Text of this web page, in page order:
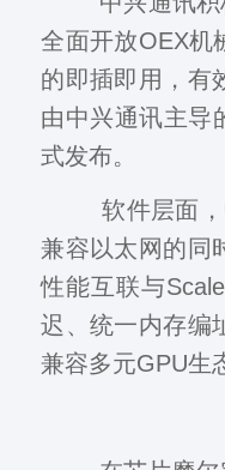
全面开放OEX机
的即插即用，有
由中兴通讯主导
式发布。
软件层面，中
兼容以太网的同
性能互联与
迟、统一内存编
兼容多元GPU生